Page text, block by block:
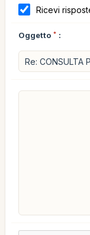
Ricevi
Oggetto * :